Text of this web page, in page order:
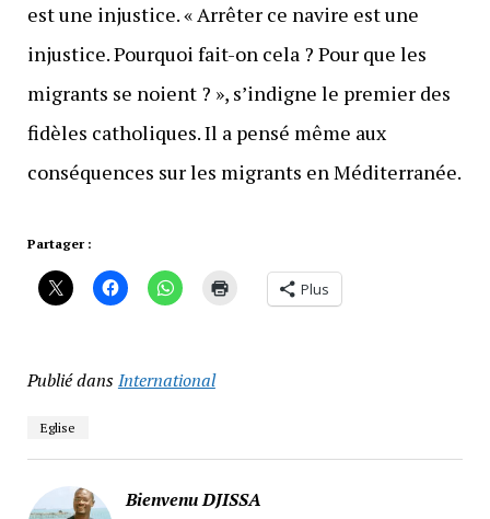
est une injustice. « Arrêter ce navire est une
injustice. Pourquoi fait-on cela ? Pour que les
migrants se noient ? », s’indigne le premier des
fidèles catholiques. Il a pensé même aux
conséquences sur les migrants en Méditerranée.
Partager :
Plus
Publié dansInternational
Eglise
Bienvenu DJISSA